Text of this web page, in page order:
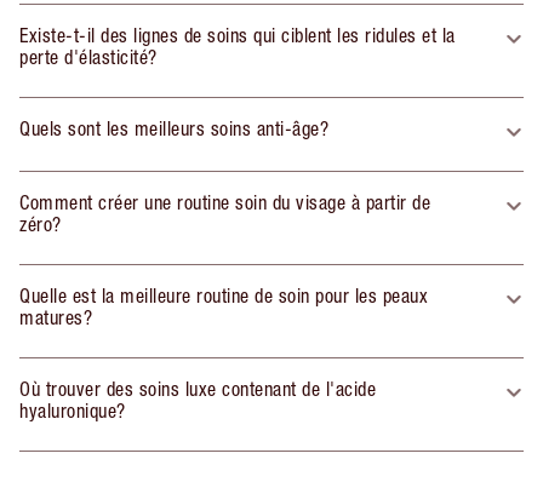
Existe-t-il des lignes de soins qui ciblent les ridules et la
perte d'élasticité?
Quels sont les meilleurs soins anti-âge?
Comment créer une routine soin du visage à partir de
zéro?
Quelle est la meilleure routine de soin pour les peaux
matures?
Où trouver des soins luxe contenant de l'acide
hyaluronique?